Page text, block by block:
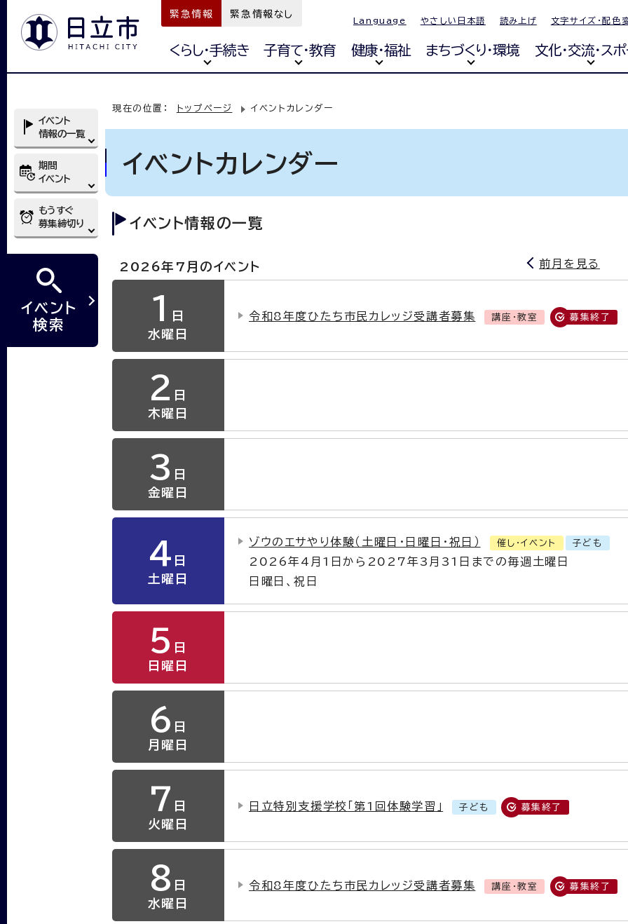
緊急情報 緊急情報なし
Language やさしい日本語 読み上げ 文字サイズ・配色
くらし・手続き 子育て・教育 健康・福祉 まちづくり・環境 文化・交流・ス
現在の位置： トップページ イベントカレンダー
イベントカレンダー
イベント
情報の一覧
期間
イベント
もうすぐ
募集締切り
イベント
検索
イベント情報の一覧
前月を見る
2026年7月のイベント
1
日
水曜日
令和8年度ひたち市民カレッジ受講者募集 講座・教室 募集終了
2
日
木曜日
3 日
金曜日
4 日
土曜日
ゾウのエサやり体験（土曜日・日曜日・祝日） 催し・イベント 子ども
2026年4月1日から2027年3月31日までの毎週土曜日
日曜日、祝日
5 日
日曜日
6 日
月曜日
7 日
火曜日
日立特別支援学校「第1回体験学習」 子ども 募集終了
8 日
水曜日
令和8年度ひたち市民カレッジ受講者募集 講座・教室 募集終了